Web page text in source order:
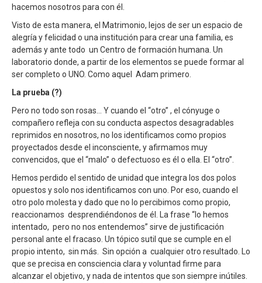
hacemos nosotros para con él.
Visto de esta manera, el Matrimonio, lejos de ser un espacio de
alegría y felicidad o una institución para crear una familia, es
además y ante todo un Centro de formación humana. Un
laboratorio donde, a partir de los elementos se puede formar al
ser completo o UNO. Como aquel Adam primero.
La prueba (?)
Pero no todo son rosas… Y cuando el “otro” , el cónyuge o
compañero refleja con su conducta aspectos desagradables
reprimidos en nosotros, no los identificamos como propios
proyectados desde el inconsciente, y afirmamos muy
convencidos, que el “malo” o defectuoso es él o ella. El “otro”.
Hemos perdido el sentido de unidad que integra los dos polos
opuestos y solo nos identificamos con uno. Por eso, cuando el
otro polo molesta y dado que no lo percibimos como propio,
reaccionamos desprendiéndonos de él. La frase “lo hemos
intentado, pero no nos entendemos” sirve de justificación
personal ante el fracaso. Un tópico sutil que se cumple en el
propio intento, sin más. Sin opción a cualquier otro resultado. Lo
que se precisa en consciencia clara y voluntad firme para
alcanzar el objetivo, y nada de intentos que son siempre inútiles.